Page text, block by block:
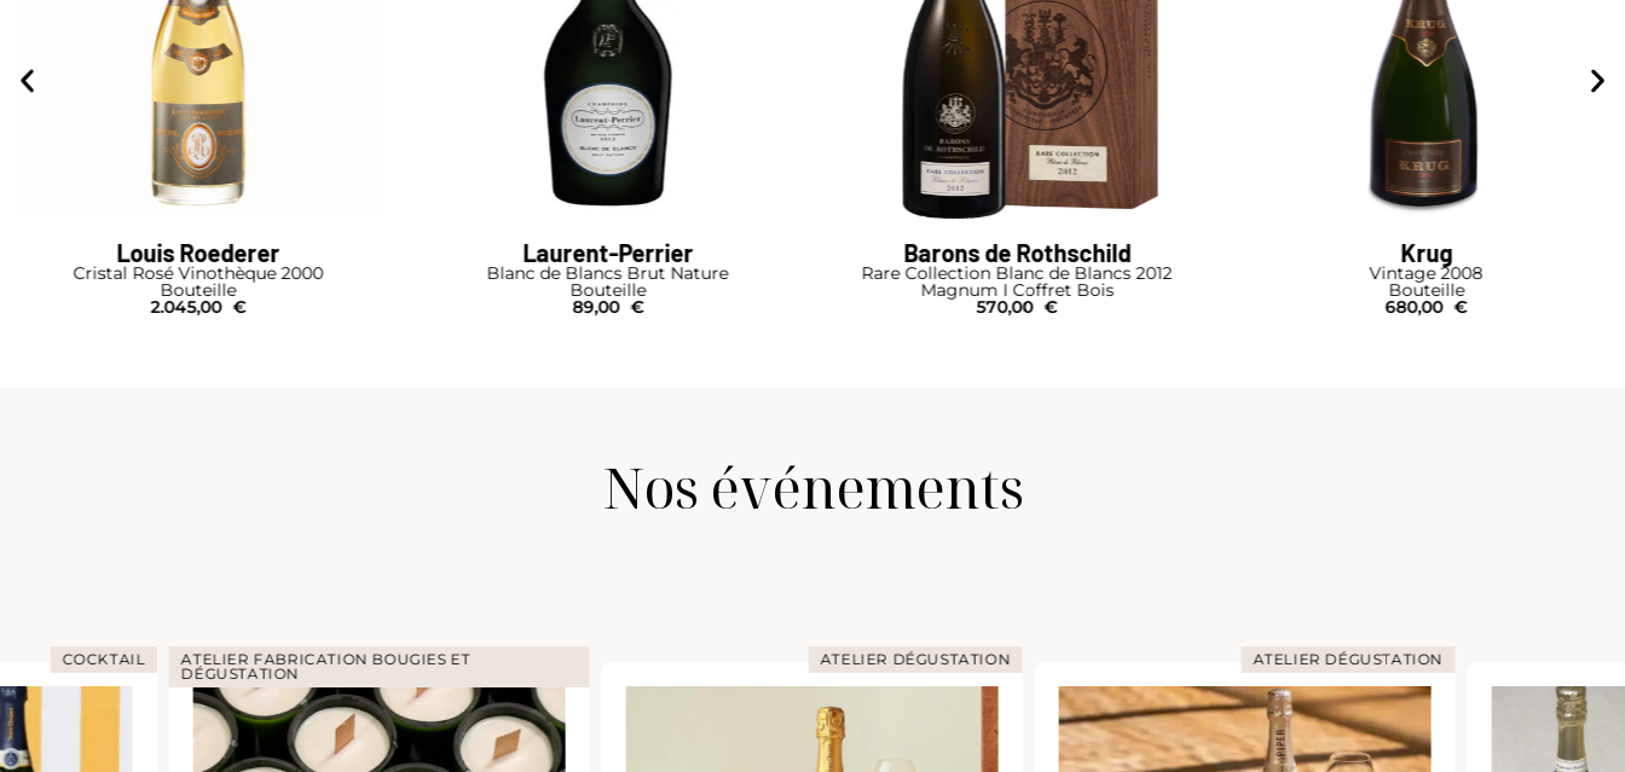
Laurent-Perrier
Blanc de Blancs Brut Nature
Bouteille
89,00 €
Barons de Rothschild
Rare Collection Blanc de Blancs 2012
Magnum I Coffret Bois
570,00 €
Krug
Vintage 2008
Bouteille
680,00 €
Armand de Brignac
Brut Gold
Magnum I Pochon
750,00 €
Nos événements
ATELIER DÉGUSTATION ATELIER DÉGUSTATION ATELIER DÉGUSTATION